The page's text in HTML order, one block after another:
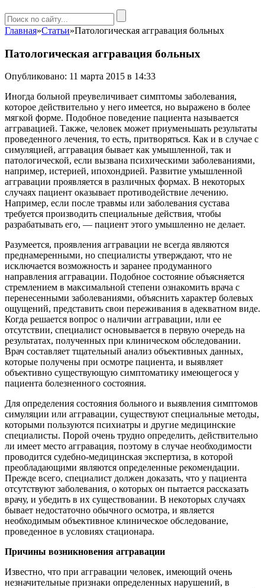
Главная»Статьи»Патологическая аггравация больных
Патологическая аггравация больных
Опубликовано: 11 марта 2015 в 14:33
Иногда больной преувеличивает симптомы заболевания,
которое действительно у него имеется, но выражено в более
мягкой форме. Подобное поведение пациента называется
аггравацией. Также, человек может приуменьшать результаты
проведенного лечения, то есть, притворяться. Как и в случае с
симуляцией, аггравация бывает как умышленной, так и
патологической, если вызвана психическими заболеваниями,
например, истерией, ипохондрией. Развитие умышленной
аггравации проявляется в различных формах. В некоторых
случаях пациент оказывает противодействие лечению.
Например, если после травмы или заболевания сустава
требуется производить специальные действия, чтобы
разрабатывать его, — пациент этого умышленно не делает.
Разумеется, проявления аггравации не всегда являются
преднамеренными, но специалисты утверждают, что не
исключается возможность и заранее продуманного
направления аггравации. Подобное состояние объясняется
стремлением в максимальной степени ознакомить врача с
перенесенными заболеваниями, объяснить характер болевых
ощущений, представить свои переживания в адекватном виде.
Когда решается вопрос о наличии аггравации, или ее
отсутствии, специалист основывается в первую очередь на
результатах, полученных при клиническом обследовании.
Врач составляет тщательный анализ объективных данных,
которые получены при осмотре пациента, и выявляет
объективно существующую симптоматику имеющегося у
пациента болезненного состояния.
Для определения состояния больного и выявления симптомов
симуляции или аггравации, существуют специальные методы,
которыми пользуются психиатры и другие медицинские
специалисты. Порой очень трудно определить, действительно
ли имеет место аггравация, поэтому в случае необходимости
проводится судебно-медицинская экспертиза, в которой
преобладающими являются определенные рекомендации.
Прежде всего, специалист должен доказать, что у пациента
отсутствуют заболевания, о которых он пытается рассказать
врачу, и убедить в их существовании. В некоторых случаях
бывает недостаточно обычного осмотра, и является
необходимым объективное клиническое обследование,
проведенное в условиях стационара.
Причины возникновения аггравации
Известно, что при аггравации человек, имеющий очень
незначительные признаки определенных нарушений, в